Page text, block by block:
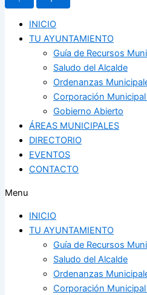
INICIO
TU AYUNTAMIENTO
Guía de Recursos
Saludo del Alcalde
Ordenanzas
Corporación
Gobierno Abierto
ÁREAS MUNICIPALES
DIRECTORIO
EVENTOS
CONTACTO
Menu
INICIO
TU AYUNTAMIENTO
Guía de Recursos
Saludo del Alcalde
Ordenanzas
Corporación